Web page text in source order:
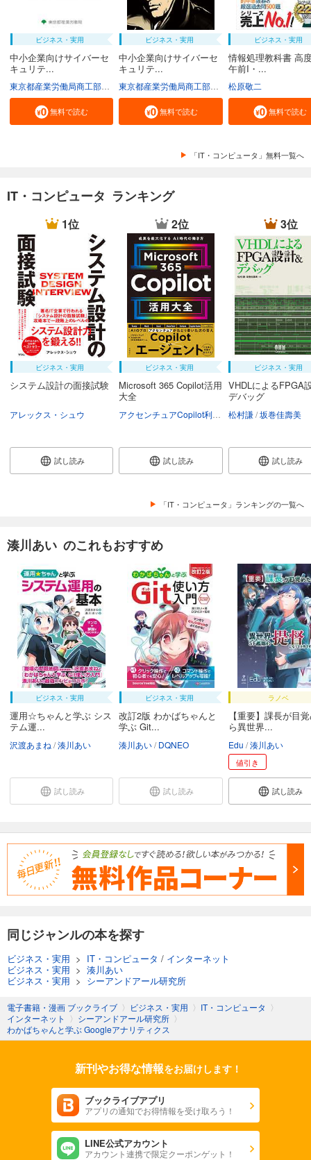
ビジネス・実用
中小企業向けサイバーセ
キュリテ...
無料で読む
ビジネス・実用
中小企業向けサイバーセ
キュリテ...
無料で読む
ビジネス・実用
情報処理教科書 高
午前I・...
松原敬二
無料で読む
「IT・コンピュータ」無料一覧へ
IT・コンピュータ ランキング
1位
ビジネス・実用
システム設計の面接試験
アレックス・シュウ
試し読み
2位
ビジネス・実用
Microsoft 365 Copilot活用
大全
試し読み
3位
ビジネス・実用
VHDLによるFPGA
デバッグ
松村謙 坂巻佳壽美
試し読み
「IT・コンピュータ」ランキングの一覧へ
湊川あい のこれもおすすめ
ビジネス・実用
運用☆ちゃんと学ぶ シス
テム運...
沢渡あまね 湊川あい
試し読み
ビジネス・実用
改訂2版 わかばちゃんと
学ぶ Git...
湊川あい DQNEO
試し読み
ラノベ
【重要】課長が目
ら異世界...
Edu 湊川あい
値引き
試し読み
同じジャンルの本を探す
ビジネス・実用 > IT・コンピュータ / インターネット
ビジネス・実用 > 湊川あい
ビジネス・実用 > シーアンドアール研究所
電子書籍・漫画 ブックライブ 〉 ビジネス・実用 〉 IT・コンピュータ 〉
インターネット
〉 シーアンドアール研究所 〉
わかばちゃんと学ぶ Googleアナリティクス
新刊やお得な情報をお届けします！
ブックライブアプリ
アプリの通知でお得情報を受け取ろう！
LINE公式アカウント
アカウント連携で限定クーポンゲット！